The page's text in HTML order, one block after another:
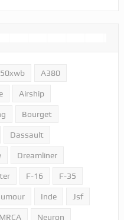
A380
Airship
Bourget
Dassault
Dreamliner
F-16 F-35
Inde Jsf
Neuron